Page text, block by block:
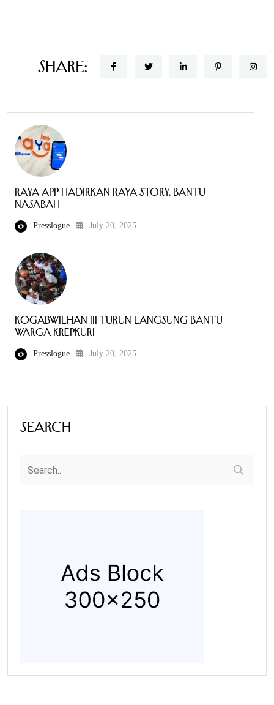
Share:
Raya App Hadirkan Raya Story, Bantu
Nasabah
Presslogue July 20, 2025
Kogabwilhan III Turun Langsung Bantu
Warga Krepkuri
Presslogue July 20, 2025
Search